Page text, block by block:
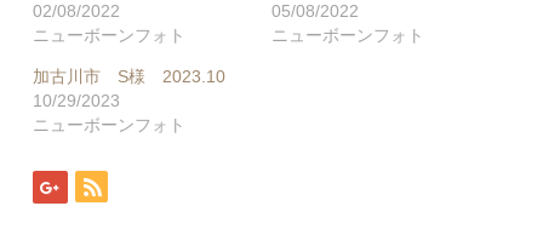
02/08/2022
ニューボーンフォト
05/08/2022
ニューボーンフォト
加古川市 S様 2023.10
10/29/2023
ニューボーンフォト